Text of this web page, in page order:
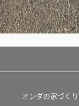
オンダの家づくり